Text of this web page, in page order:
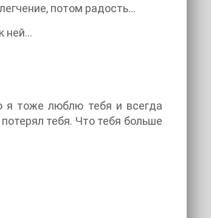
потом радость…
ней…
я тоже люблю тебя и всегда
тебя. Что тебя больше